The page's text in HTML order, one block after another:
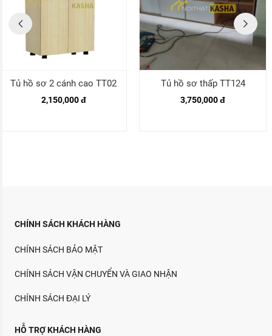
Tủ hồ sơ 2 cánh cao TT02
2,150,000 đ
Tủ hồ sơ thấp TT124
3,750,000 đ
CHÍNH SÁCH KHÁCH HÀNG
CHÍNH SÁCH BẢO MẬT
CHÍNH SÁCH VẬN CHUYỂN VÀ GIAO NHẬN
CHÍNH SÁCH ĐẠI LÝ
HỖ TRỢ KHÁCH HÀNG